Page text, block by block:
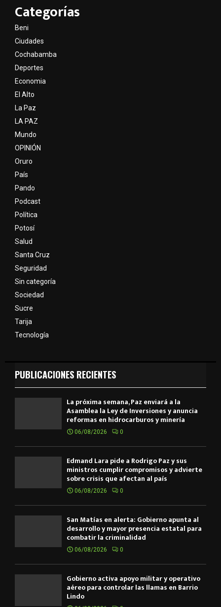
Categorías
Beni
Ciudades
Cochabamba
Deportes
Economia
El Alto
La Paz
LA PAZ
Mundo
OPINIÓN
Oruro
País
Pando
Podcast
Política
Potosí
Salud
Santa Cruz
Seguridad
Sin categoría
Sociedad
Sucre
Tarija
Tecnología
PUBLICACIONES RECIENTES
La próxima semana, Paz enviará a la
Asamblea la Ley de Inversiones y anuncia
reformas en hidrocarburos y minería
06/08/2026 0
Edmand Lara pide a Rodrigo Paz y sus
ministros cumplir compromisos y advierte
sobre crisis que afectan al país
06/08/2026 0
San Matías en alerta: Gobierno apunta al
desarrollo y mayor presencia estatal para
combatir la criminalidad
06/08/2026 0
Gobierno activa apoyo militar y operativo
aéreo para controlar las llamas en Barrio
Lindo